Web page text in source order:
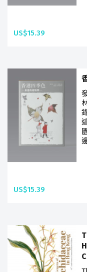
US$15.39
US$15.39